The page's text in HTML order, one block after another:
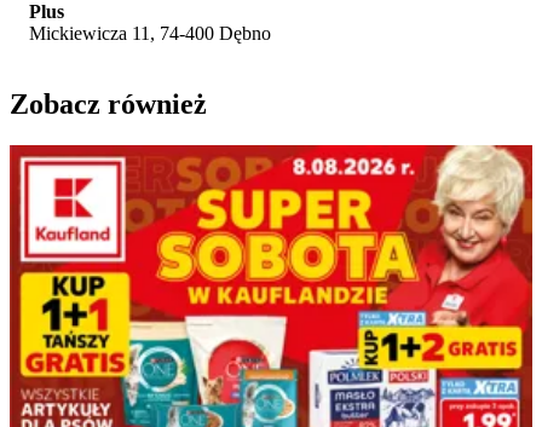
Plus
Mickiewicza 11, 74-400 Dębno
Zobacz również